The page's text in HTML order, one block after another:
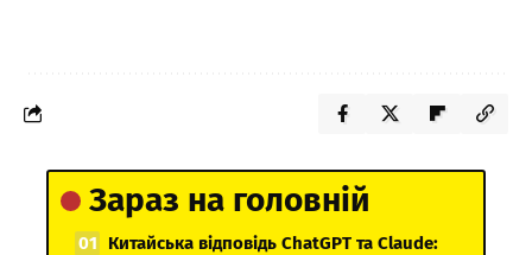
Зараз на головній
Китайська відповідь ChatGPT та Claude: